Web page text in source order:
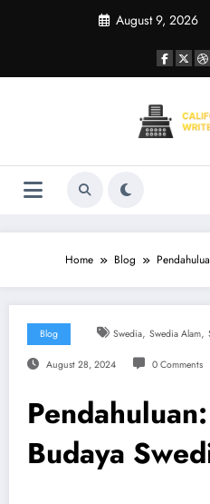
August 9, 2026
Home Blog
Blog Swedia, Swedia Alam,
August 28, 2024 0 Comments
Budaya